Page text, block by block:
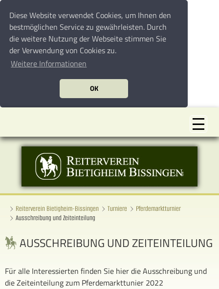
Diese Website verwendet Cookies, um Ihnen den
bestmöglichen Service zu gewährleisten. Durch
die weitere Nutzung der Webseite stimmen Sie
der Verwendung von Cookies zu.
Weitere Informationen
OK
Reiterverein Bietigheim-Bissingen Turniere
Pferdemarktturnier
Ausschreibung und Zeiteinteilung
AUSSCHREIBUNG UND ZEITEINTEILUNG
Für alle Interessierten finden Sie hier die Ausschreibung und
die Zeiteinteilung zum Pferdemarkttunier 2022